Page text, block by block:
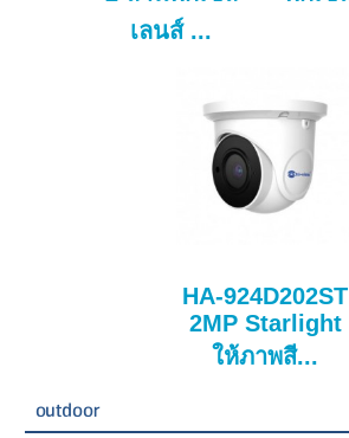
เลนส์ ...
HA-924D202ST
2MP Starlight
ให้ภาพสี...
outdoor